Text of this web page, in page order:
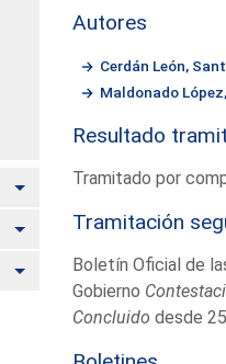
Alternar
Alternar
Alternar
Autores
Cerdán León,
Maldonado
Resultado
Tramitado por
Tramitación
Boletín Oficial de
Gobierno
Concluido desde